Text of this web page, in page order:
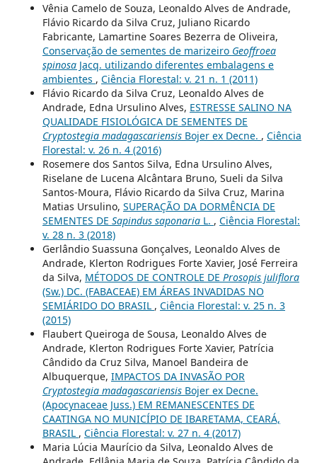
Vênia Camelo de Souza, Leonaldo Alves de Andrade,
Flávio Ricardo da Silva Cruz, Juliano Ricardo
Fabricante, Lamartine Soares Bezerra de Oliveira,
Conservação de sementes de marizeiro Geoffroea
spinosaJacq. utilizando diferentes embalagens e
ambientes , Ciência Florestal: v. 21 n. 1 (2011)
Flávio Ricardo da Silva Cruz, Leonaldo Alves de
Andrade, Edna Ursulino Alves, ESTRESSE SALINO NA
QUALIDADE FISIOLÓGICA DE SEMENTES DE
Cryptostegia madagascariensisBojer ex Decne. , Ciência
Florestal: v. 26 n. 4 (2016)
Rosemere dos Santos Silva, Edna Ursulino Alves,
Riselane de Lucena Alcântara Bruno, Sueli da Silva
Santos-Moura, Flávio Ricardo da Silva Cruz, Marina
Matias Ursulino, SUPERAÇÃO DA DORMÊNCIA DE
SEMENTES DE Sapindus saponariaL. , Ciência Florestal:
v. 28 n. 3 (2018)
Gerlândio Suassuna Gonçalves, Leonaldo Alves de
Andrade, Klerton Rodrigues Forte Xavier, José Ferreira
da Silva, MÉTODOS DE CONTROLE DE Prosopis juliflora
(Sw.) DC. (FABACEAE) EM ÁREAS INVADIDAS NO
SEMIÁRIDO DO BRASIL , Ciência Florestal: v. 25 n. 3
(2015)
Flaubert Queiroga de Sousa, Leonaldo Alves de
Andrade, Klerton Rodrigues Forte Xavier, Patrícia
Cândido da Cruz Silva, Manoel Bandeira de
Albuquerque, IMPACTOS DA INVASÃO POR
Cryptostegia madagascariensisBojer ex Decne.
(Apocynaceae Juss.) EM REMANESCENTES DE
CAATINGA NO MUNICÍPIO DE IBARETAMA, CEARÁ,
BRASIL , Ciência Florestal: v. 27 n. 4 (2017)
Maria Lúcia Maurício da Silva, Leonaldo Alves de